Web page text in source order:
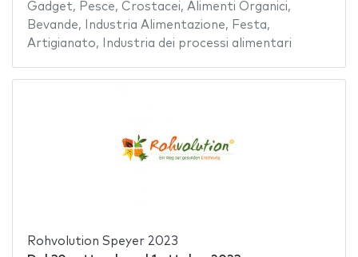
Gadget, Pesce, Crostacei, Alimenti Organici,
Bevande, Industria Alimentazione, Festa,
Artigianato, Industria dei processi alimentari
Rohvolution Speyer 2023